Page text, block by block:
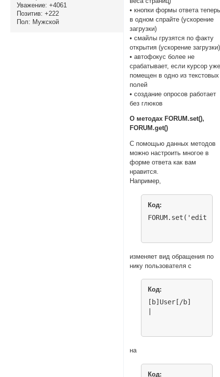
Уважение: +4061
Позитив: +222
Пол: Мужской
• кнопки формы ответа
в одном спрайте (ускорение
загрузки)
• смайлы грузятся по факту
открытия (ускорение загрузки)
• автофокус более не
срабатывает, если курсор
помещен в одно из текстовых
полей
• создание опросов работает
без глюков
О методах FORUM.set(),
FORUM.get()
С помощью данных методов
можно настроить многое в
форме ответа как вам
нравится.
Например,
Код:
изменяет вид обращения по
нику пользователя с
Код:
[b]User[/b]
на
Код: